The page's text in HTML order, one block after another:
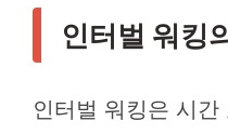
인터벌 워킹
인터벌 워킹은 시